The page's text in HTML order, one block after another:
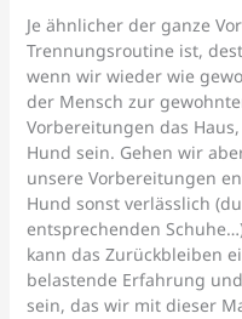
Je ähnlicher der ganze
Trennungsroutine ist,
wenn wir wieder wie
der Mensch zur
Vorbereitungen das
Hund sein. Gehen wir
unsere Vorbereitungen
Hund sonst verlässlich
entsprechenden
kann das Zurückbleiben
belastende Erfahrung
sein, das wir mit dieser